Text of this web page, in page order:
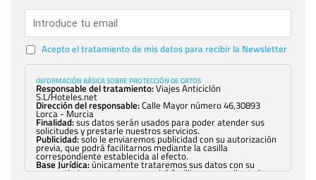
Acepto el tratamiento de mis datos para recibir la Newsletter
INFORMACIÓN BÁSICA SOBRE PROTECCIÓN DE DATOS
Responsable del tratamiento:Viajes Anticiclón
S.L/Hoteles.net
Dirección del responsable:Calle Mayor número 46,30893
Lorca - Murcia
Finalidad:sus datos serán usados para poder atender sus
solicitudes y prestarle nuestros servicios.
Publicidad:solo le enviaremos publicidad con su autorización
previa, que podrá facilitarnos mediante la casilla
correspondiente establecida al efecto.
Base Jurídica:únicamente trataremos sus datos con su
consentimiento previo, que podrá facilitarnos mediante la